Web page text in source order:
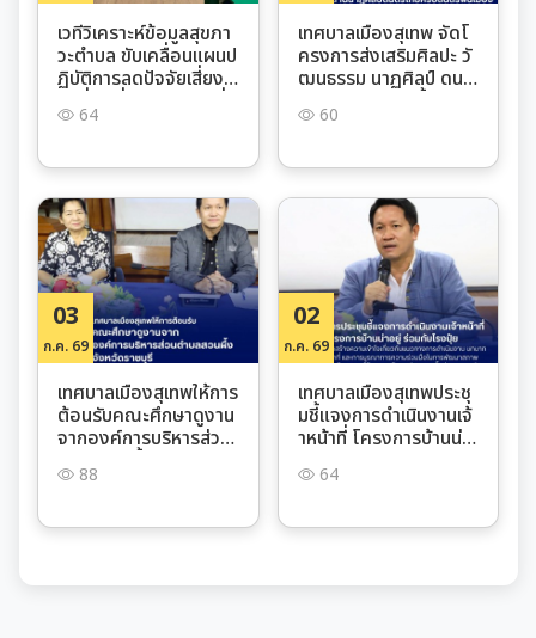
เวทีวิเคราะห์ข้อมูลสุขภา
วะตำบล ขับเคลื่อนแผนป
ฏิบัติการลดปัจจัยเสี่ยง
บุหรี่ บุหรี่ไฟฟ้า และเครื่อ
งดื่มแอลกอฮอล์' สู่ชุมช
64
เทศบาลเมืองสุเทพ จัดโ
ครงการส่งเสริมศิลปะ วั
ฒนธรรม นาฏศิลป์ ดนต
รีไทย และดนตรีพื้นเมือง
ประจำปีงบประมาณ 256
60
03
ก.ค. 69
เทศบาลเมืองสุเทพให้การ
ต้อนรับคณะศึกษาดูงาน
จากองค์การบริหารส่วน
ชบุรี88
02
ก.ค. 69
เทศบาลเมืองสุเทพประชุ
มชี้แจงการดำเนินงานเจ้
าหน้าที่ โครงการบ้านน่า
64